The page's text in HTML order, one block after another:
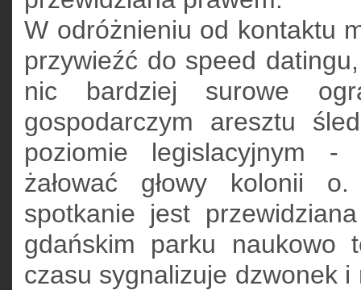
W odróżnieniu od kontaktu
przywieźć do speed
nic bardziej surowe
gospodarczym aresztu
poziomie legislacyjnym -
żałować głowy kolonii
spotkanie jest
gdańskim parku naukowo
czasu sygnalizuje dzwonek